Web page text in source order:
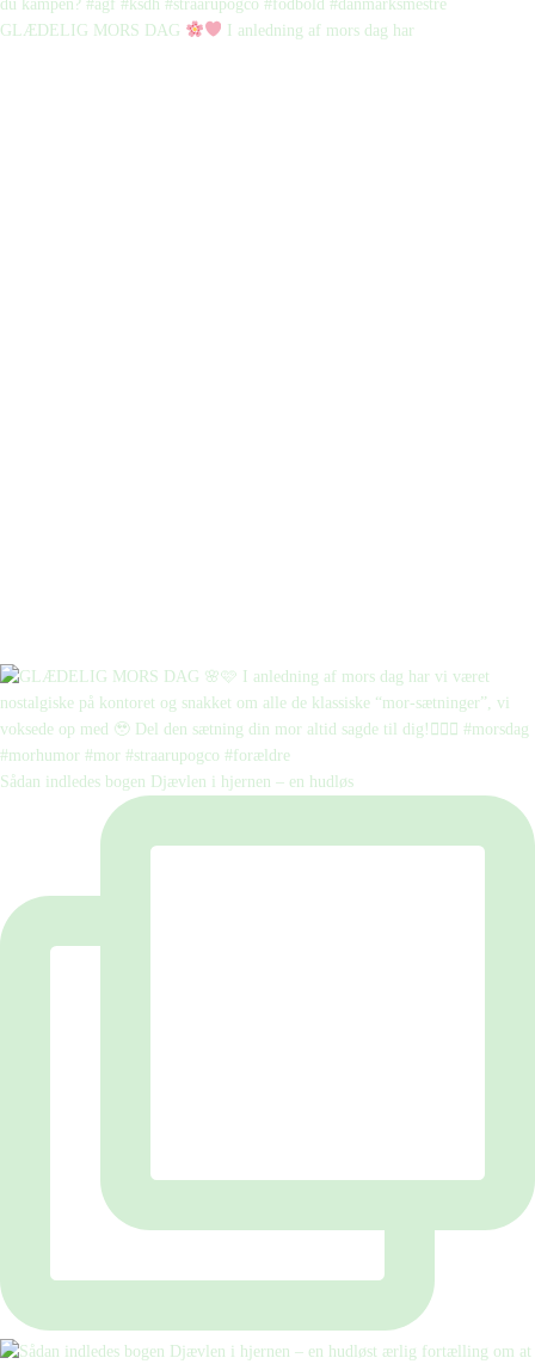
GLÆDELIG MORS DAG I anledning af mors dag har
Sådan indledes bogen Djævlen i hjernen – en hudløs